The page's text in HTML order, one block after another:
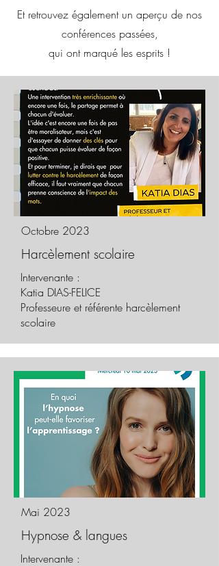
Et retrouvez également un aperçu de nos
conférences passées,
qui ont marqué les esprits !
Octobre 2023
Harcèlement scolaire
Intervenante :
Katia DIAS-FELICE
Professeure et référente harcèlement
scolaire​
Mai 2023
Hypnose & langues
Intervenante :